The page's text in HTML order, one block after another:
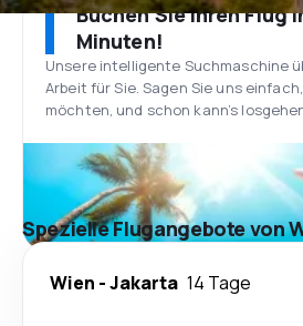
Buchen Sie Ihren Flug
Minuten!
Unsere intelligente Suchmaschine
Arbeit für Sie. Sagen Sie uns
möchten, und schon kann’s
Spezielle Flugangebote von
Wien -Jakarta 14 Tage